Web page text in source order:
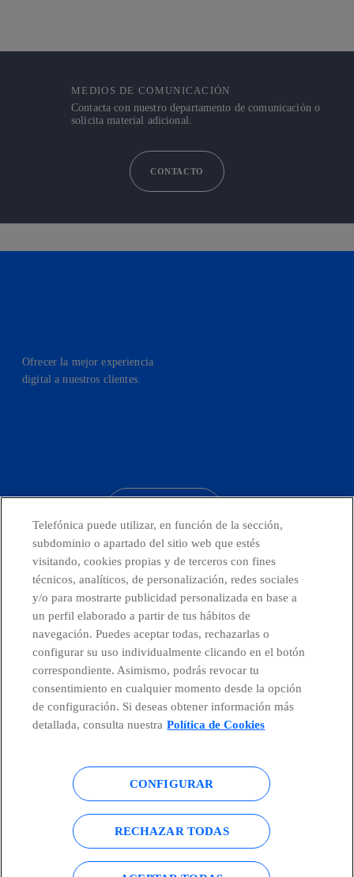
MEDIOS DE COMUNICACIÓN
Contacta con nuestro departamento de comunicación o
solicita material adicional.
CONTACTO
Ofrecer la mejor experiencia
digital a nuestros clientes.
Países y Unidades emergentes
Canal de Denuncias
Centro Global Transparencia
Política de cookies Aviso legal
Accesibilidad Política de privacidad
Mapa del sitio
Telefónica puede utilizar, en función de la sección,
subdominio o apartado del sitio web que estés
visitando, cookies propias y de terceros con fines
técnicos, analíticos, de personalización, redes sociales
y/o para mostrarte publicidad personalizada en base a
un perfil elaborado a partir de tus hábitos de
navegación. Puedes aceptar todas, rechazarlas o
configurar su uso individualmente clicando en el botón
correspondiente. Asimismo, podrás revocar tu
consentimiento en cualquier momento desde la opción
de configuración. Si deseas obtener información más
detallada, consulta nuestra Política de Cookies
CONFIGURAR
RECHAZAR TODAS